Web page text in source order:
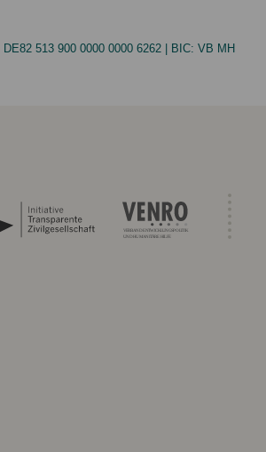
DE82 513 900 0000 0000 6262 | BIC: VB MH